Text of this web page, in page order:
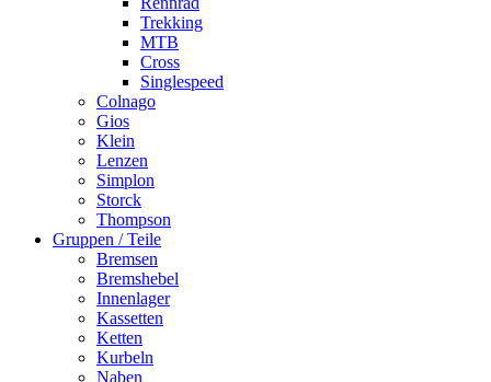
Trekking
MTB
Cross
Singlespeed
Colnago
Gios
Klein
Lenzen
Simplon
Storck
Thompson
Gruppen / Teile
Bremsen
Bremshebel
Innenlager
Kassetten
Ketten
Kurbeln
Naben